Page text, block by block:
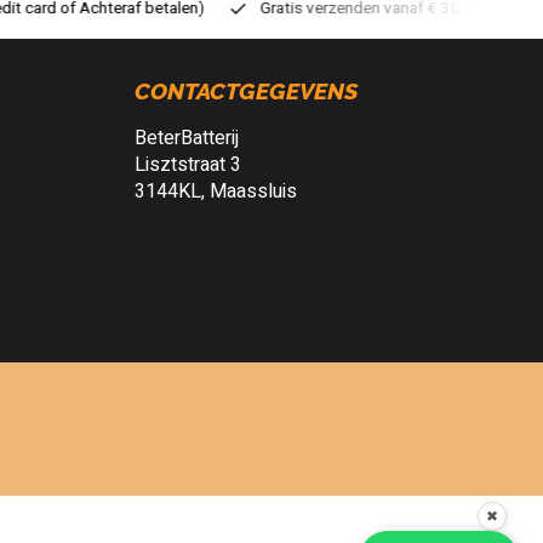
verzenden vanaf € 30,- (NL) Verzendkosten € 2,95 (NL)
CONTACTGEGEVENS
BeterBatterij
Lisztstraat 3
3144KL, Maassluis
✖